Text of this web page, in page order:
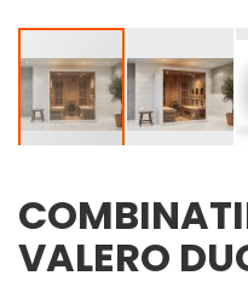
VALERO
Ga
naar
het